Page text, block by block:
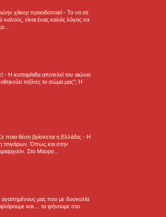
χάκερ προειδοποιεί- Το να σε
είναι ένας καλός λόγος να
- H κυτταρίτιδα αποτελεί τον αιώνιο
τοξίνες το σώμα μας”; Η
ποια θέση βρίσκεται η Ελλάδα; - Η
τσιγάρων. Όπως και στην
Στο Μαυρο...
αγαπημένους μας που με δυσκολία
και.... τα ψήνουμε στο